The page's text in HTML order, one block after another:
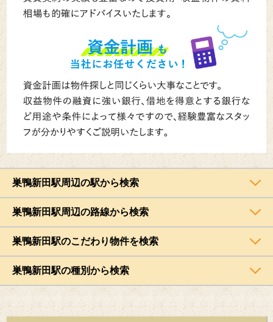
巣鴨新田駅周辺の駅から検索
巣鴨新田駅周辺の路線から検索
巣鴨新田駅のこだわり物件を検索
巣鴨新田駅の種別から検索